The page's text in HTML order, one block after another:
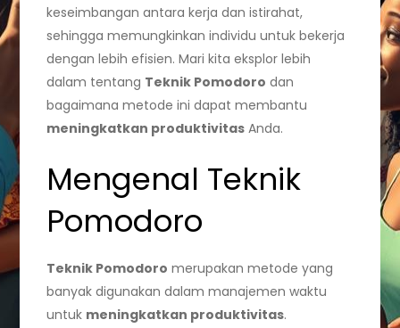
keseimbangan antara kerja dan istirahat,
sehingga memungkinkan individu untuk bekerja
dengan lebih efisien. Mari kita eksplor lebih
dalam tentang Teknik Pomodoro dan
bagaimana metode ini dapat membantu
meningkatkan produktivitas Anda.
Mengenal Teknik
Pomodoro
Teknik Pomodoro merupakan metode yang
banyak digunakan dalam manajemen waktu
untuk meningkatkan produktivitas.